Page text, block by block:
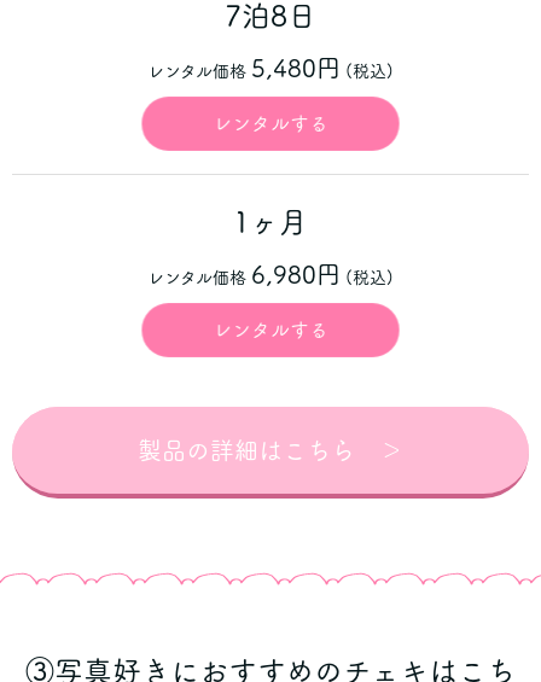
7泊8日
レンタル価格 5,480円 (税込)
レンタルする
1ヶ月
レンタル価格 6,980円 (税込)
レンタルする
製品の詳細はこちら ＞
③写真好きにおすすめのチェキはこち